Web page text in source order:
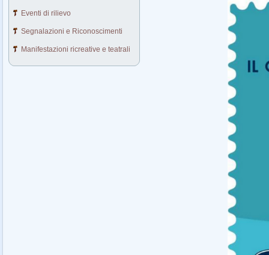
Eventi di rilievo
Segnalazioni e Riconoscimenti
Manifestazioni ricreative e teatrali